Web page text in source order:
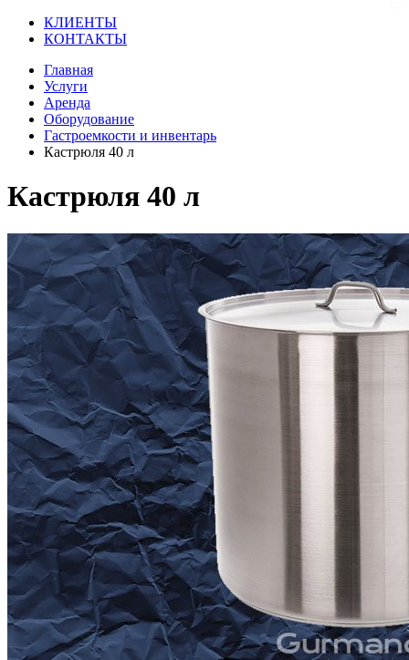
КЛИЕНТЫ
КОНТАКТЫ
Главная
Услуги
Аренда
Оборудование
Гастроемкости и инвентарь
Кастрюля 40 л
Кастрюля 40 л